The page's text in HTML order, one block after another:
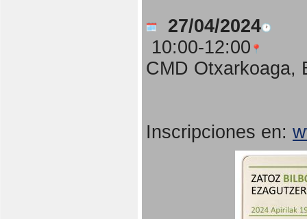
27/04/2024
10:00-12:00
CMD Otxarkoaga,
Inscripciones en: